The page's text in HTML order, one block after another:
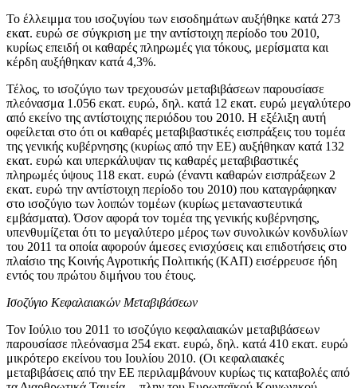
Το έλλειμμα του ισοζυγίου των εισοδημάτων αυξήθηκε κατά 273
εκατ. ευρώ σε σύγκριση με την αντίστοιχη περίοδο του 2010,
κυρίως επειδή οι καθαρές πληρωμές για τόκους, μερίσματα και
κέρδη αυξήθηκαν κατά 4,3%.
Τέλος, το ισοζύγιο των τρεχουσών μεταβιβάσεων παρουσίασε
πλεόνασμα 1.056 εκατ. ευρώ, δηλ. κατά 12 εκατ. ευρώ μεγαλύτερο
από εκείνο της αντίστοιχης περιόδου του 2010. Η εξέλιξη αυτή
οφείλεται στο ότι οι καθαρές μεταβιβαστικές εισπράξεις του τομέα
της γενικής κυβέρνησης (κυρίως από την ΕΕ) αυξήθηκαν κατά 132
εκατ. ευρώ και υπερκάλυψαν τις καθαρές μεταβιβαστικές
πληρωμές ύψους 118 εκατ. ευρώ (έναντι καθαρών εισπράξεων 2
εκατ. ευρώ την αντίστοιχη περίοδο του 2010) που καταγράφηκαν
στο ισοζύγιο των λοιπών τομέων (κυρίως μεταναστευτικά
εμβάσματα). Όσον αφορά τον τομέα της γενικής κυβέρνησης,
υπενθυμίζεται ότι το μεγαλύτερο μέρος των συνολικών κονδυλίων
του 2011 τα οποία αφορούν άμεσες ενισχύσεις και επιδοτήσεις στο
πλαίσιο της Κοινής Αγροτικής Πολιτικής (ΚΑΠ) εισέρρευσε ήδη
εντός του πρώτου διμήνου του έτους.
Ισοζύγιο Κεφαλαιακών Μεταβιβάσεων
Τον Ιούλιο του 2011 το ισοζύγιο κεφαλαιακών μεταβιβάσεων
παρουσίασε πλεόνασμα 254 εκατ. ευρώ, δηλ. κατά 410 εκατ. ευρώ
μικρότερο εκείνου του Ιουλίου 2010. (Οι κεφαλαιακές
μεταβιβάσεις από την ΕΕ περιλαμβάνουν κυρίως τις καταβολές από